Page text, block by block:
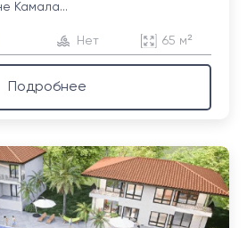
Камала...
Нет 65 м²
Подробнее